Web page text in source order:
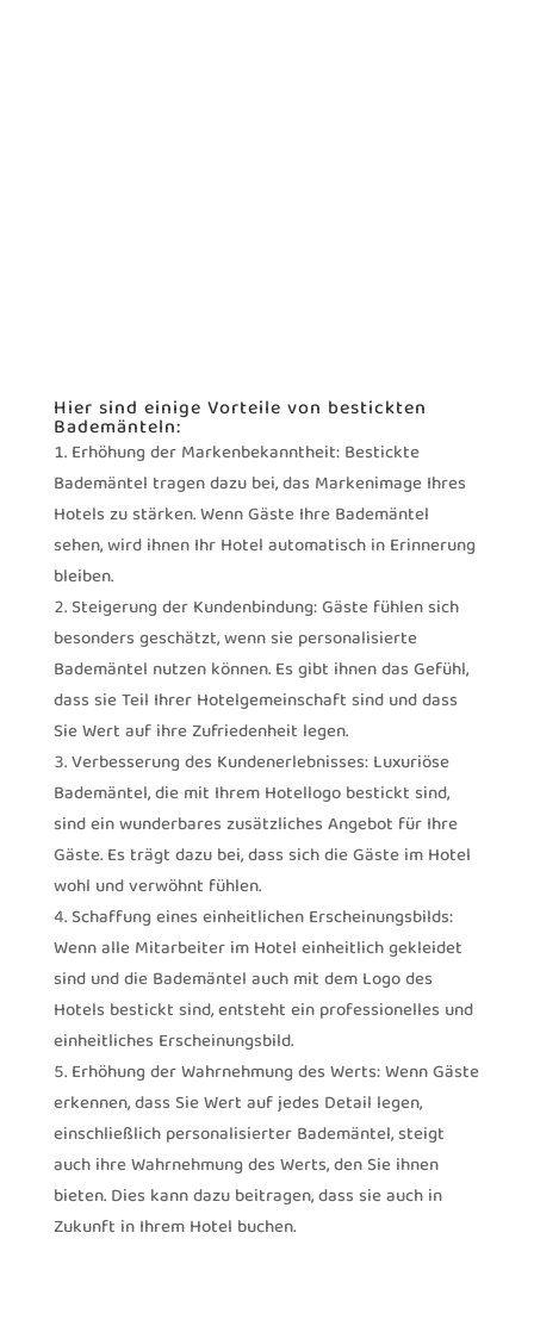
Hier sind einige Vorteile von bestickten
Bademänteln:
Erhöhung der Markenbekanntheit: Bestickte
Bademäntel tragen dazu bei, das Markenimage Ihres
Hotels zu stärken. Wenn Gäste Ihre Bademäntel
sehen, wird ihnen Ihr Hotel automatisch in Erinnerung
bleiben.
Steigerung der Kundenbindung: Gäste fühlen sich
besonders geschätzt, wenn sie personalisierte
Bademäntel nutzen können. Es gibt ihnen das Gefühl,
dass sie Teil Ihrer Hotelgemeinschaft sind und dass
Sie Wert auf ihre Zufriedenheit legen.
Verbesserung des Kundenerlebnisses: Luxuriöse
Bademäntel, die mit Ihrem Hotellogo bestickt sind,
sind ein wunderbares zusätzliches Angebot für Ihre
Gäste. Es trägt dazu bei, dass sich die Gäste im Hotel
wohl und verwöhnt fühlen.
Schaffung eines einheitlichen Erscheinungsbilds:
Wenn alle Mitarbeiter im Hotel einheitlich gekleidet
sind und die Bademäntel auch mit dem Logo des
Hotels bestickt sind, entsteht ein professionelles und
einheitliches Erscheinungsbild.
Erhöhung der Wahrnehmung des Werts: Wenn Gäste
erkennen, dass Sie Wert auf jedes Detail legen,
einschließlich personalisierter Bademäntel, steigt
auch ihre Wahrnehmung des Werts, den Sie ihnen
bieten. Dies kann dazu beitragen, dass sie auch in
Zukunft in Ihrem Hotel buchen.